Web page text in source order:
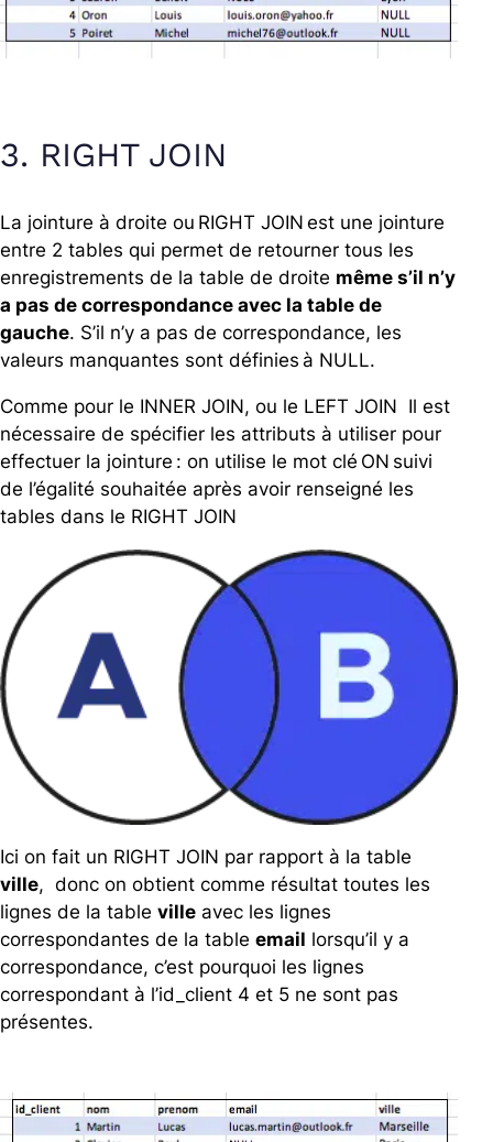
3. RIGHT JOIN
La jointure à droite ou RIGHT JOIN est une jointure
entre 2 tables qui permet de retourner tous les
enregistrements de la table de droite même s’il n’y
a pas de correspondance avec la table de
gauche. S’il n’y a pas de correspondance, les
valeurs manquantes sont définies à NULL.
Comme pour le INNER JOIN, ou le LEFT JOIN Il est
nécessaire de spécifier les attributs à utiliser pour
effectuer la jointure : on utilise le mot clé ON suivi
de l’égalité souhaitée après avoir renseigné les
tables dans le RIGHT JOIN
Ici on fait un RIGHT JOIN par rapport à la table
ville, donc on obtient comme résultat toutes les
lignes de la table ville avec les lignes
correspondantes de la table email lorsqu’il y a
correspondance, c’est pourquoi les lignes
correspondant à l’id_client 4 et 5 ne sont pas
présentes.